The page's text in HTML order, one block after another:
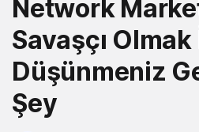
Network
Savaşçı
Düşünmeniz
Şey